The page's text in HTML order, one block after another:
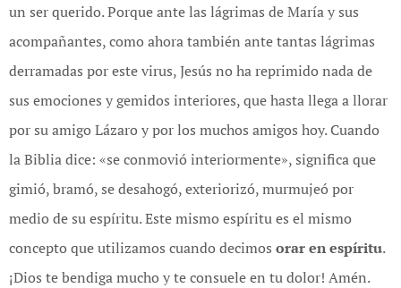
un ser querido. Porque ante las lágrimas de María y sus
acompañantes, como ahora también ante tantas lágrimas
derramadas por este virus, Jesús no ha reprimido nada de
sus emociones y gemidos interiores, que hasta llega a llorar
por su amigo Lázaro y por los muchos amigos hoy. Cuando
la Biblia dice: «se conmovió interiormente», significa que
gimió, bramó, se desahogó, exteriorizó, murmujeó por
medio de su espíritu. Este mismo espíritu es el mismo
concepto que utilizamos cuando decimos orar en espíritu.
¡Dios te bendiga mucho y te consuele en tu dolor! Amén.